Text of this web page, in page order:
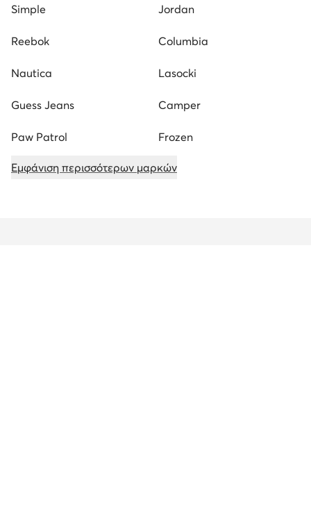
Simple Jordan
Reebok Columbia
Nautica Lasocki
Guess Jeans Camper
Paw Patrol Frozen
Εμφάνιση περισσότερων μαρκών